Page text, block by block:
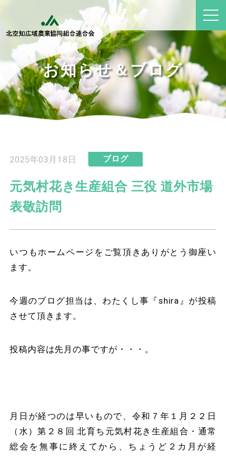
お知らせ＆ブログ
2025年03月18日 ブログ
元気村花き生産組合 三役 道外市場
表敬訪問
いつもホームページをご覧頂きありがとう御座い
ます。
今週のブログ担当は、わたくし事『shira』が投稿
させて頂きます。
投稿内容は先月の事ですが・・・。
月日が経つのは早いもので、令和７年１月２２日
（水）第２８回 北育ち元気村花き生産組合・通常
総会を無事に終えてから、ちょうど２カ月が経